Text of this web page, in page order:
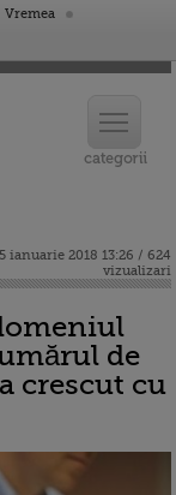
Vremea
ianuarie 2018 13:26 / 624
vizualizari
de
crescut cu